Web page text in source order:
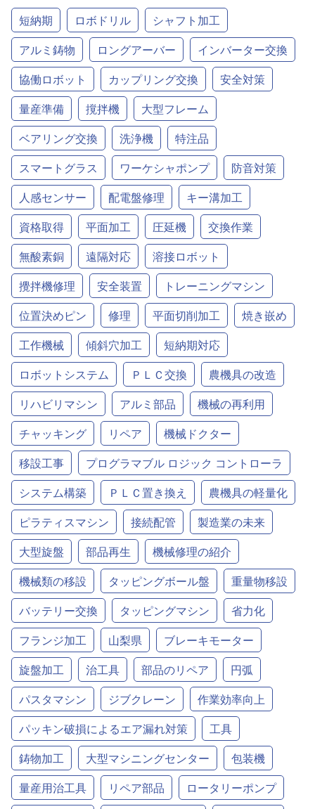
短納期 ロボドリル
シャフト加工
アルミ鋳物
ロングアーバー
インバーター交換
協働ロボット
カップリング交換
安全対策
量産準備
撹拌機
大型フレーム
ベアリング交換
洗浄機
特注品
スマートグラス
ワーケシャポンプ
防音対策
人感センサー
配電盤修理
キー溝加工
資格取得
平面加工 圧延機
交換作業
無酸素銅
遠隔対応
溶接ロボット
攪拌機修理
安全装置
トレーニングマシン
位置決めピン
修理 平面切削加工
焼き嵌め
工作機械
傾斜穴加工
短納期対応
ロボットシステム
ＰＬＣ交換
農機具の改造
リハビリマシン
アルミ部品
機械の再利用
チャッキング
リペア
機械ドクター
移設工事
プログラマブル ロジック コントローラ
システム構築
ＰＬＣ置き換え
農機具の軽量化
ピラティスマシン
接続配管
製造業の未来
大型旋盤
部品再生
機械修理の紹介
機械類の移設
タッピングボール盤
重量物移設
バッテリー交換
タッピングマシン
省力化
フランジ加工
山梨県
ブレーキモーター
旋盤加工
治工具 部品のリペア
円弧
パスタマシン
ジブクレーン
作業効率向上
パッキン破損によるエア漏れ対策
工具
鋳物加工
大型マシニングセンター
包装機
量産用治工具
リペア部品
ロータリーポンプ